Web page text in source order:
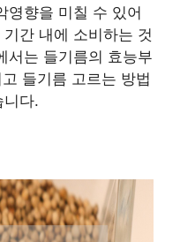
영향을 미칠 수 있어
간 내에 소비하는 것
서는 들기름의 효능부
들기름 고르는 방법
니다.